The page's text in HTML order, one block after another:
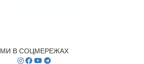
МИ В СОЦМЕРЕЖАХ